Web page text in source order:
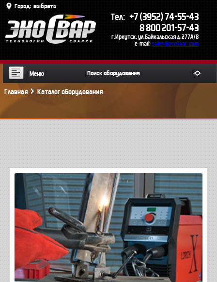
Город: выбрать
Тел: +7 (3952) 74-55-43
8 800 201-57-43
г.Иркутск, ул.Байкальская д.277А/8
e-mail:sales@ecosvar.com
Меню
Главная Каталог оборудования